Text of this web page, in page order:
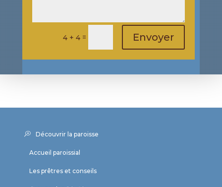
4 + 4 = Envoyer
Découvrir la paroisse
Accueil paroissial
Les prêtres et conseils